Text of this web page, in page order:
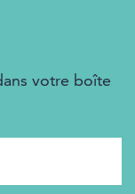
votre boîte